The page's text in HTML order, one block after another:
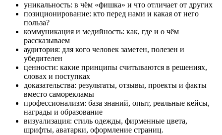
уникальность: в чём «фишка» и что отличает от других
позиционирование: кто перед нами и какая от него
польза?
коммуникация и медийность: как, где и о чём
рассказываем
аудитория: для кого человек заметен, полезен и
убедителен
ценности: какие принципы считываются в решениях,
словах и поступках
доказательства: результаты, отзывы, проекты и факты
вместо саморекламы
профессионализм: база знаний, опыт, реальные кейсы,
награды и образование
визуализация: стиль одежды, фирменные цвета,
шрифты, аватарки, оформление страниц.